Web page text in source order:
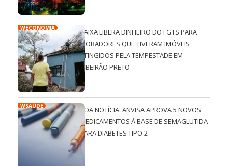
WECONOMIA
CAIXA LIBERA DINHEIRO DO FGTS PARA
MORADORES QUE TIVERAM IMÓVEIS
ATINGIDOS PELA TEMPESTADE EM
RIBEIRÃO PRETO
WSAÚDE
BOA NOTÍCIA: ANVISA APROVA 5 NOVOS
MEDICAMENTOS À BASE DE SEMAGLUTIDA
PARA DIABETES TIPO 2